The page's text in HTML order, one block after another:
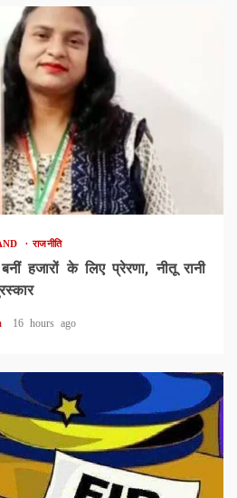
राजनीति
हजारों के लिए प्रेरणा, नीतू रानी
16 hours ago